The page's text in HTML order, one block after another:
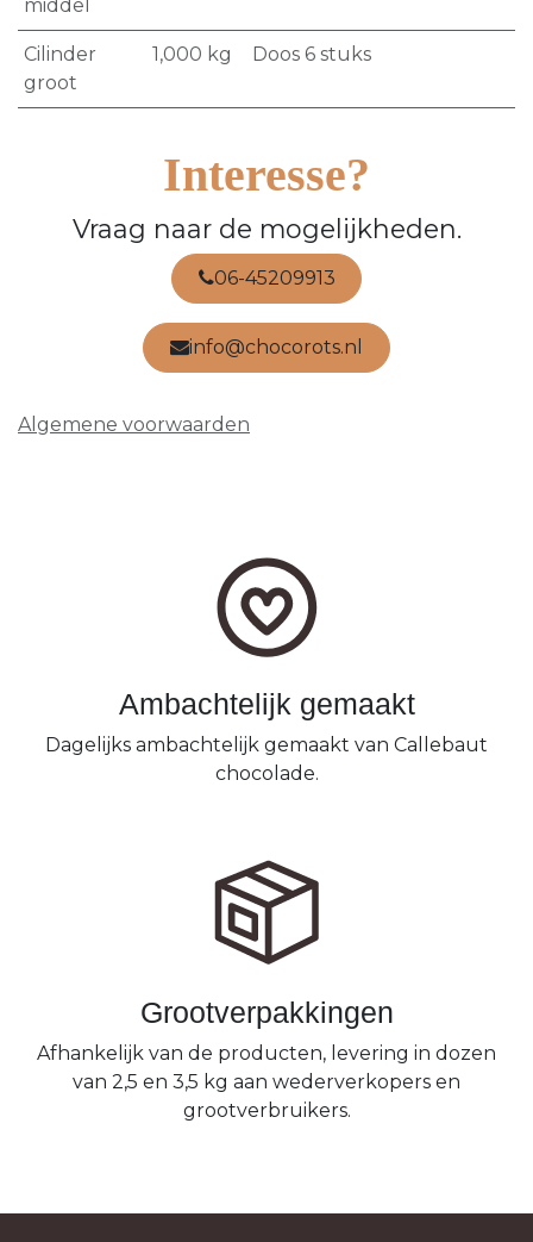
middel
Cilinder
groot
1,000 kg Doos 6 stuks
Interesse?
Vraag naar de mogelijkheden.
06-45209913
info@chocorots.nl
Algemene voorwaarden
Ambachtelijk gemaakt
Dagelijks ambachtelijk gemaakt van Callebaut
chocolade.
Grootverpakkingen
Afhankelijk van de producten, levering in dozen
van 2,5 en 3,5 kg aan wederverkopers en
grootverbruikers.